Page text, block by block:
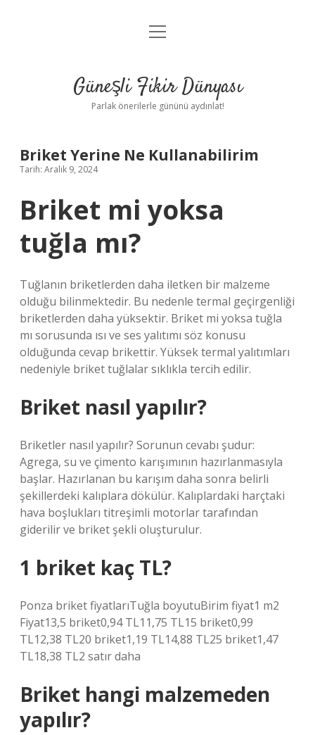
Anasayfa
Yasal Uyarı
menüyü
Güneşli Fikir Dünyası
Parlak önerilerle gününü aydınlat!
Briket Yerine Ne Kullanabilirim
Tarih: Aralık 9, 2024
Briket mi yoksa
tuğla mı?
Tuğlanın briketlerden daha iletken bir malzeme
olduğu bilinmektedir. Bu nedenle termal geçirgenliği
briketlerden daha yüksektir. Briket mi yoksa tuğla
mı sorusunda ısı ve ses yalıtımı söz konusu
olduğunda cevap brikettir. Yüksek termal yalıtımları
nedeniyle briket tuğlalar sıklıkla tercih edilir.
Briket nasıl yapılır?
Briketler nasıl yapılır? Sorunun cevabı şudur:
Agrega, su ve çimento karışımının hazırlanmasıyla
başlar. Hazırlanan bu karışım daha sonra belirli
şekillerdeki kalıplara dökülür. Kalıplardaki harçtaki
hava boşlukları titreşimli motorlar tarafından
giderilir ve briket şekli oluşturulur.
1 briket kaç TL?
Ponza briket fiyatlarıTuğla boyutuBirim fiyat1 m2
Fiyat13,5 briket0,94 TL11,75 TL15 briket0,99
TL12,38 TL20 briket1,19 TL14,88 TL25 briket1,47
TL18,38 TL2 satır daha
Briket hangi malzemeden
yapılır?